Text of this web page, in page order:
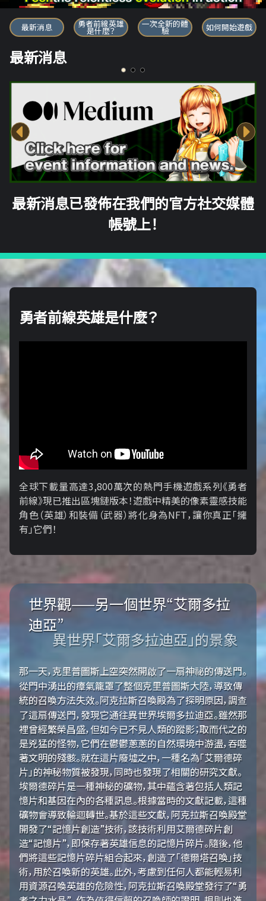
勇者前線英雄
最新消息 勇者前線英雄
是什麼？
一次全新的體
驗 如何開始遊戲
最新消息
最新消息已發佈在我們的官方社交媒體
帳號上！
勇者前線英雄是什麼？
全球下載量高達3,800萬次的熱門手機遊戲系列《勇者
前線》現已推出區塊鏈版本！遊戲中精美的像素靈感技能
角色（英雄）和裝備（武器）將化身為NFT，讓你真正「擁​​
有」它們！
世界觀——另一個世界“艾爾多拉
迪亞”
異世界「艾爾多拉迪亞」的景象
那一天，克里普圖斯上空突然開啟了一扇神祕的傳送門。
從門中湧出的瘴氣籠罩了整個克里普圖斯大陸，導致傳
統的召喚方法失效。阿克拉斯召喚殿為了探明原因，調查
了這扇傳送門，發現它通往異世界埃爾多拉迪亞。雖然那
裡曾經繁榮昌盛，但如今已不見人類的蹤影；取而代之的
是兇猛的怪物，它們在鬱鬱蔥蔥的自然環境中游盪，吞噬
著文明的殘骸。就在這片廢墟之中，一種名為「艾爾德碎
片」的神秘物質被發現，同時也發現了相關的研究文獻。
埃爾德碎片是一種神秘的礦物，其中蘊含著包括人類記
憶片和基因在內的各種訊息。根據當時的文獻記載，這種
礦物會導致輪迴轉世。基於這些文獻，阿克拉斯召喚殿堂
開發了“記憶片創造”技術，該技術利用艾爾德碎片創
造“記憶片”，即保存著英雄信息的記憶片碎片。隨後，他
們將這些記憶片碎片組合起來，創造了「德爾塔召喚」技
術，用於召喚新的英雄。此外，考慮到任何人都能輕易利
用資源召喚英雄的危險性，阿克拉斯召喚殿堂發行了“勇